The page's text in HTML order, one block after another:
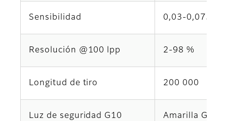
Sensibilidad 0,03-0,075
Resolución @100 lpp 2-98 %
Longitud de tiro 200 000
Luz de seguridad G10 Amarilla G10